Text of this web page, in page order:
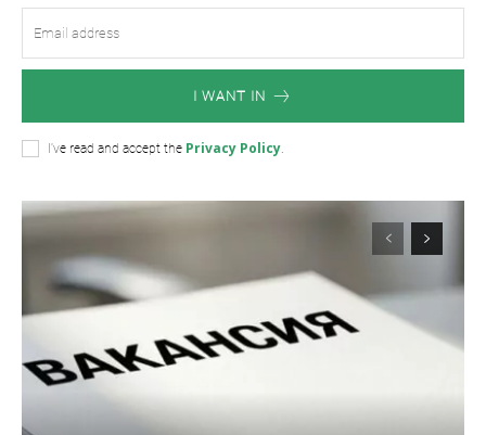
I WANT IN
I've read and accept the Privacy Policy.